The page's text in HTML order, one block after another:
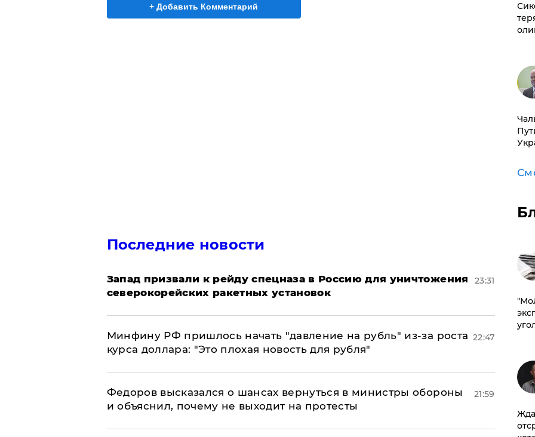
+ Добавить Комментарий
Последние новости
Запад призвали к рейду спецназа в Россию для уничтожения
северокорейских ракетных установок
23:31
Минфину РФ пришлось начать "давление на рубль" из-за роста
курса доллара: "Это плохая новость для рубля"
22:47
Федоров высказался о шансах вернуться в министры обороны
и объяснил, почему не выходит на протесты
21:59